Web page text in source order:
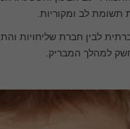
לב ומקוריות.
לבין חברת שליחויות
למהלך המבריק.